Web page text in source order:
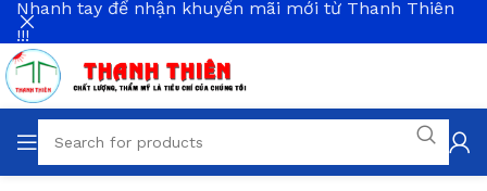
Nhanh tay để nhận khuyến mãi mới từ Thanh Thiên
!!!